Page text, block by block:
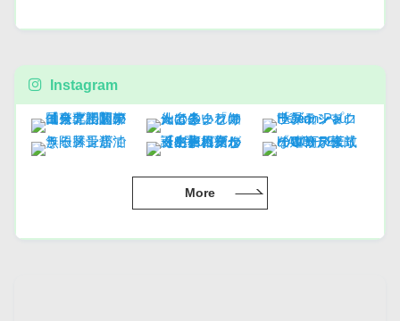
Instagram
More